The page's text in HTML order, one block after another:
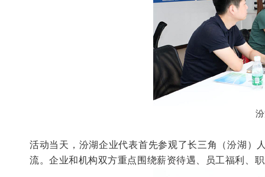
活动当天，汾湖企业代表首先参观了长三角（汾湖）
流。企业和机构双方重点围绕薪资待遇、员工福利、